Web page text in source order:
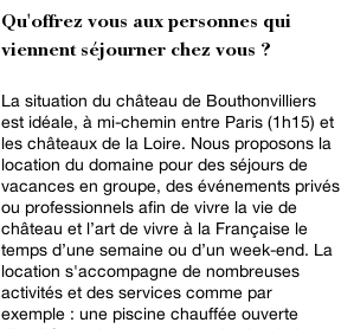
Qu'offrez vous aux personnes qui
viennent séjourner chez vous ?
La situation du château de Bouthonvilliers
est idéale, à mi-chemin entre Paris (1h15) et
les châteaux de la Loire. Nous proposons la
location du domaine pour des séjours de
vacances en groupe, des événements privés
ou professionnels afin de vivre la vie de
château et l’art de vivre à la Française le
temps d’une semaine ou d’un week-end. La
location s'accompagne de nombreuses
activités et des services comme par
exemple : une piscine chauffée ouverte